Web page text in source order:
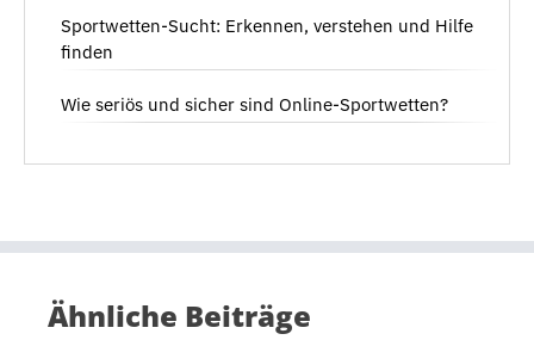
Sportwetten-Sucht: Erkennen, verstehen und Hilfe
finden
Wie seriös und sicher sind Online-Sportwetten?
Ähnliche Beiträge